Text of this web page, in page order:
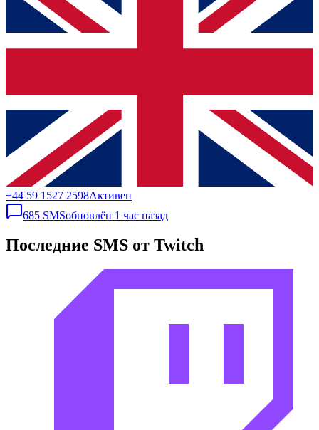
+44 59 1527 2598Активен
685 SMSобновлён 1 час назад
Последние SMS от Twitch